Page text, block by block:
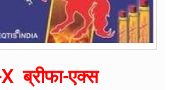
ब्रीफा-एक्स